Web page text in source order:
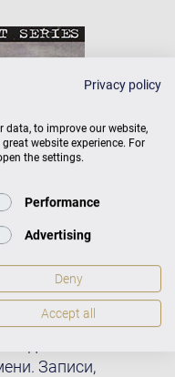
конкурсе Бузони
ученик
Записи,
Privacy policy
data, to improve our website,
website experience. For
the settings.
Performance
Advertising
Deny
Accept all